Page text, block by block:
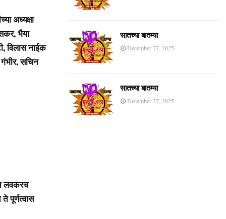
अध्यक्षा
भैया
विलास नाईक
सचिन
लवकरच
पूर्णत्वास
सातच्या बातम्या
December 27, 2025
सातच्या बातम्या
December 27, 2025